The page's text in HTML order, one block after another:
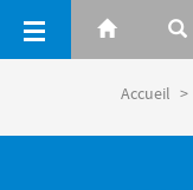
Accueil